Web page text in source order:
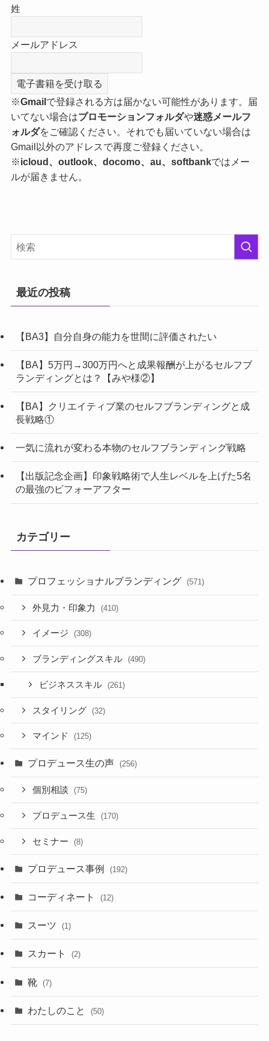
姓
メールアドレス
※Gmailで登録される方は届かない可能性があります。届
いてない場合はプロモーションフォルダや迷惑メールフ
ォルダをご確認ください。それでも届いていない場合は
Gmail以外のアドレスで再度ご登録ください。
※icloud、outlook、docomo、au、softbankではメー
ルが届きません。
最近の投稿
【BA3】自分自身の能力を世間に評価されたい
【BA】5万円→300万円へと成果報酬が上がるセルフブ
ランディングとは？【みや様②】
【BA】クリエイティブ業のセルフブランディングと成
長戦略①
一気に流れが変わる本物のセルフブランディング戦略
【出版記念企画】印象戦略術で人生レベルを上げた5名
の最強のビフォーアフター
カテゴリー
プロフェッショナルブランディング (571)
外見力・印象力 (410)
イメージ (308)
ブランディングスキル (490)
ビジネススキル (261)
スタイリング (32)
マインド (125)
プロデュース生の声 (256)
個別相談 (75)
プロデュース生 (170)
セミナー (8)
プロデュース事例 (192)
コーディネート (12)
スーツ (1)
スカート (2)
靴 (7)
わたしのこと (50)